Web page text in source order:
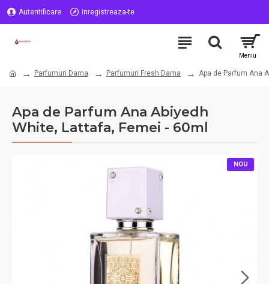
Autentificare Inregistreaza-te
Parfumuri Dama Parfumuri Fresh Dama Apa de Parfum Ana
Apa de Parfum Ana Abiyedh
White, Lattafa, Femei - 60ml
NOU